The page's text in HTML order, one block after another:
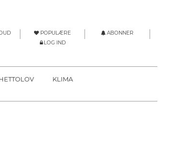
POPULÆRE
ABONNER
LOG IND
KLIMA